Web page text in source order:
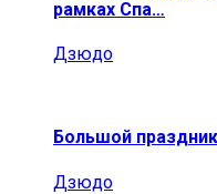
рамках Спа…
Дзюдо
Большой
Дзюдо